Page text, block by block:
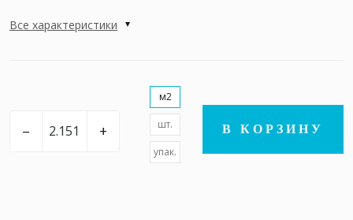
Все характеристики
– +
м2
шт.
упак.
В КОРЗИНУ